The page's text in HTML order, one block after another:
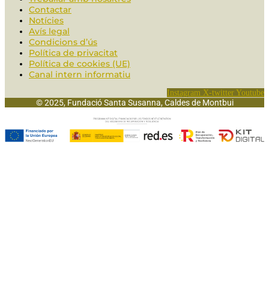
Contactar
Notícies
Avís legal
Condicions d’ús
Política de privacitat
Política de cookies (UE)
Canal intern informatiu
Instagram X-twitter Youtube
© 2025, Fundació Santa Susanna, Caldes de Montbui